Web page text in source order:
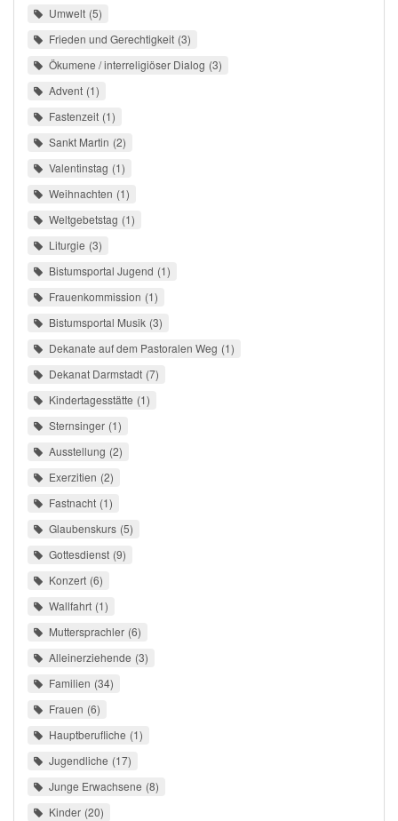
Umwelt 5
Frieden und Gerechtigkeit 3
Ökumene / interreligiöser Dialog 3
Advent 1
Fastenzeit 1
Sankt Martin 2
Valentinstag 1
Weihnachten 1
Weltgebetstag 1
Liturgie 3
Bistumsportal Jugend 1
Frauenkommission 1
Bistumsportal Musik 3
Dekanate auf dem Pastoralen Weg 1
Dekanat Darmstadt 7
Kindertagesstätte 1
Sternsinger 1
Ausstellung 2
Exerzitien 2
Fastnacht 1
Glaubenskurs 5
Gottesdienst 9
Konzert 6
Wallfahrt 1
Muttersprachler 6
Alleinerziehende 3
Familien 34
Frauen 6
Hauptberufliche 1
Jugendliche 17
Junge Erwachsene 8
Kinder 20